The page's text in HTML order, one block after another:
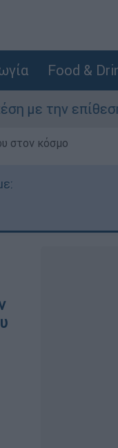
Food &
λέει η
στον κόσμο